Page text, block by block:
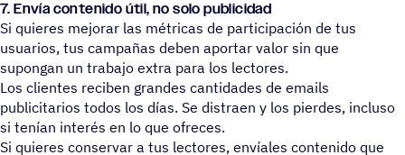
7. Envía contenido útil, no solo publicidad
Si quieres mejorar las métricas de participación de tus
usuarios, tus campañas deben aportar valor sin que
supongan un trabajo extra para los lectores.
Los clientes reciben grandes cantidades de emails
publicitarios todos los días. Se distraen y los pierdes, incluso
si tenían interés en lo que ofreces.
Si quieres conservar a tus lectores, envíales contenido que